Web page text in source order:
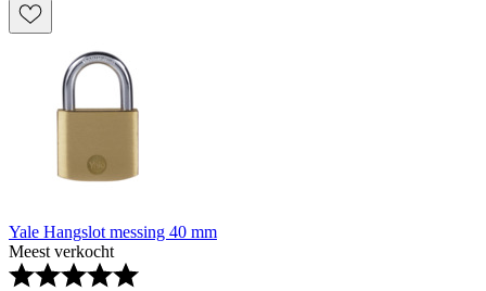
Yale Hangslot messing 40 mm
Meest verkocht